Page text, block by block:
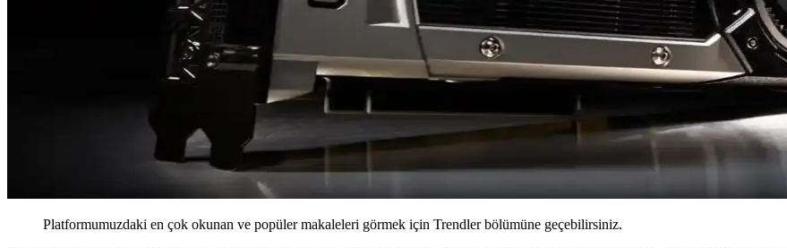
Platformumuzdaki en çok okunan ve popüler makaleleri görmek için Trendler bölümüne geçebilirsiniz.